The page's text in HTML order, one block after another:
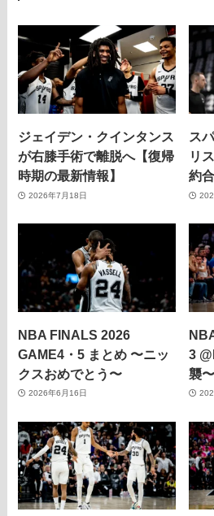
ジェイデン・クインタンス
が右膝手術で離脱へ【復帰
時期の最新情報】
2026年7月18日
ス
リ
約
NBA FINALS 2026
GAME4・5 まとめ 〜ニッ
クスおめでとう〜
2026年6月16日
3
襲〜